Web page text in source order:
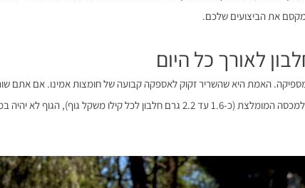
למקסם את הביצועים שלכם.
מספיקה. האמת היא שהשריר זקוק לאספקה קבועה של חומצות אמינו. אם אתם
פעם אחת אבל בשאר היום לא מגיעים למכסה המומלצת (כ-1.6 עד 2.2 גרם חלבון לכל קילו משקל גוף),